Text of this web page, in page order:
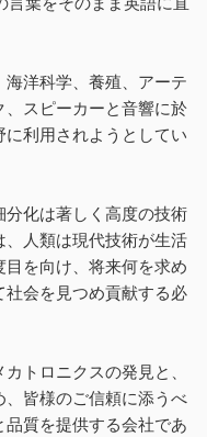
洋科学、養殖、アーテ
スピーカーと音響に於
利用されようとしてい
化は著しく高度の技術
人類は現代技術が生活
を向け、将来何を求め
会を見つめ貢献する必
トロニクスの発見と、
皆様のご信頼に添うべ
質を提供する会社であ